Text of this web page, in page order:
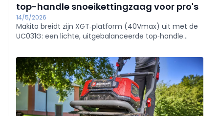
top-handle snoeikettingzaag voor pro's
14/5/2026
Makita breidt zijn XGT‑platform (40Vmax) uit met de
UC031G: een lichte, uitgebalanceerde top‑handle
(±1,0 kW, vergelijkbaar met 27 cc). Met variabele
snelheid, dubbele rem en slimme smering, ontworpen
voor intensief, emissievrij pro‑gebruik.